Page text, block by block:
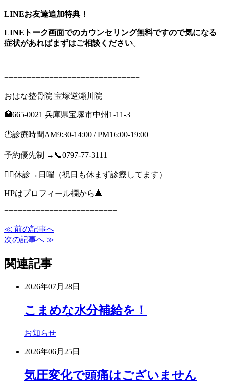
LINEお友達追加特典！
LINEトーク画面でのカウンセリング無料ですので気になる
症状があればまずはご相談ください。
==============================
おはな整骨院 宝塚逆瀬川院
🏥665-0021 兵庫県宝塚市中州1-11-3
🕐診療時間AM9:30-14:00 / PM16:00-19:00
予約優先制 →📞0797-77-3111
🙇‍♂️休診→日曜（祝日も休まず診療してます）
HPはプロフィール欄から🔺
=========================
≪ 前の記事へ
次の記事へ ≫
関連記事
2026年07月28日
こまめな水分補給を！
お知らせ
2026年06月25日
気圧変化で頭痛はございません